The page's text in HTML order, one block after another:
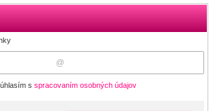
s spracovaním osobných údajov